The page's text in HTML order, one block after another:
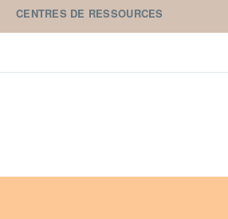
CENTRES DE RESSOURCES